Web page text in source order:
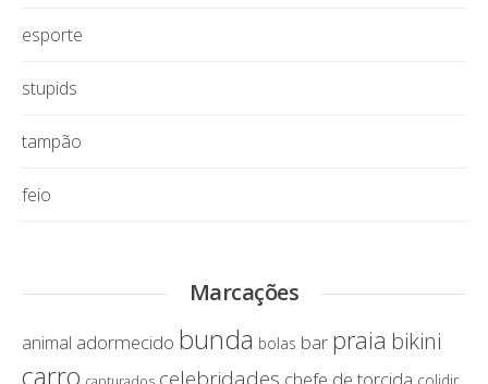
esporte
stupids
tampão
feio
Marcações
animal adormecido bunda bolas bar praia bikini
carro celebridades chefe de torcida